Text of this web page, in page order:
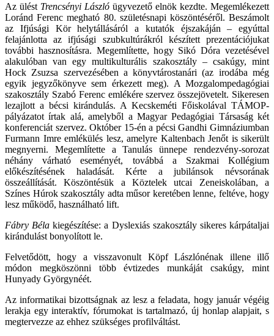
Az ülést Trencsényi László ügyvezető elnök kezdte. Megemlékezett
Loránd Ferenc megható 80. születésnapi köszöntéséről. Beszámolt
az Ifjúsági Kör helytállásáról a kutatók éjszakáján – egyúttal
felajánlotta az ifjúsági szubkultúrákról készített prezentációjukat
további hasznosításra. Megemlítette, hogy Sikó Dóra vezetésével
alakulóban van egy multikulturális szakosztály – csakúgy, mint
Hock Zsuzsa szervezésében a könyvtárostanári (az irodába még
egyik jegyzőkönyve sem érkezett meg). A Mozgalompedagógiai
szakosztály Szabó Ferenc emlékére szervez összejövetelt. Sikeresen
lezajlott a bécsi kirándulás. A Kecskeméti Főiskolával TÁMOP-
pályázatot írtak alá, amelyből a Magyar Pedagógiai Társaság két
konferenciát szervez. Október 15-én a pécsi Gandhi Gimnáziumban
Furmann Imre emlékülés lesz, amelyre Kaltenbach Jenőt is sikerült
megnyerni. Megemlítette a Tanulás ünnepe rendezvény-sorozat
néhány várható eseményét, továbbá a Szakmai Kollégium
előkészítésének haladását. Kérte a jubilánsok névsorának
összeállítását. Köszöntésük a Köztelek utcai Zeneiskolában, a
Színes Húrok szakosztály adta műsor keretében lenne, feltéve, hogy
lesz működő, használható lift.
Fábry Béla kiegészítése: a Dyslexiás szakosztály sikeres kárpátaljai
kirándulást bonyolított le.
Felvetődött, hogy a visszavonult Köpf Lászlónénak illene illő
módon megköszönni több évtizedes munkáját csakúgy, mint
Hunyady Györgynéét.
Az informatikai bizottságnak az lesz a feladata, hogy január végéig
lerakja egy interaktív, fórumokat is tartalmazó, új honlap alapjait, s
megtervezze az ehhez szükséges profilváltást.